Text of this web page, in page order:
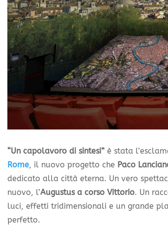
“Un capolavoro di sintesi”è stata
Rome, il nuovo progetto che Paco
dedicato alla città eterna. Un vero
nuovo, l’Augustus a corso Vittorio. Un
luci, effetti tridimensionali e un grande
perfetto.